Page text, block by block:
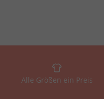
Alle Größen ein Preis